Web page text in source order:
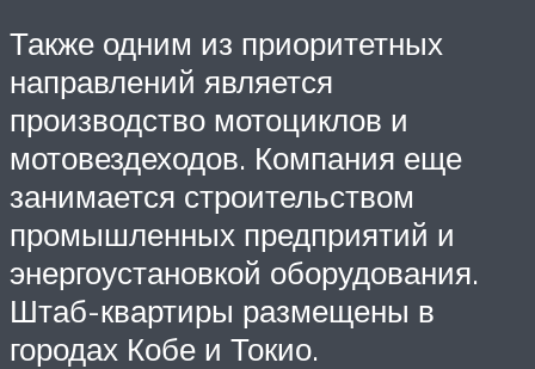
Также одним из приоритетных
направлений является
производство мотоциклов и
мотовездеходов. Компания еще
занимается строительством
промышленных предприятий и
энергоустановкой оборудования.
Штаб-квартиры размещены в
городах Кобе и Токио.